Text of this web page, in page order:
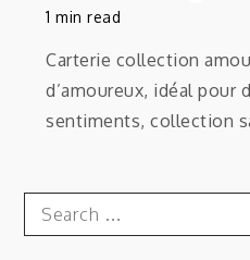
1 min read
Carterie collection
d’amoureux, idéal pour
sentiments, collection
Search
for: